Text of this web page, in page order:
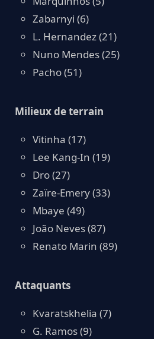
Zabarnyi (6)
L. Hernandez (21)
Nuno Mendes (25)
Pacho (51)
Milieux de terrain
Vitinha (17)
Lee Kang-In (19)
Dro (27)
Zaïre-Emery (33)
Mbaye (49)
João Neves (87)
Renato Marin (89)
Attaquants
Kvaratskhelia (7)
G. Ramos (9)